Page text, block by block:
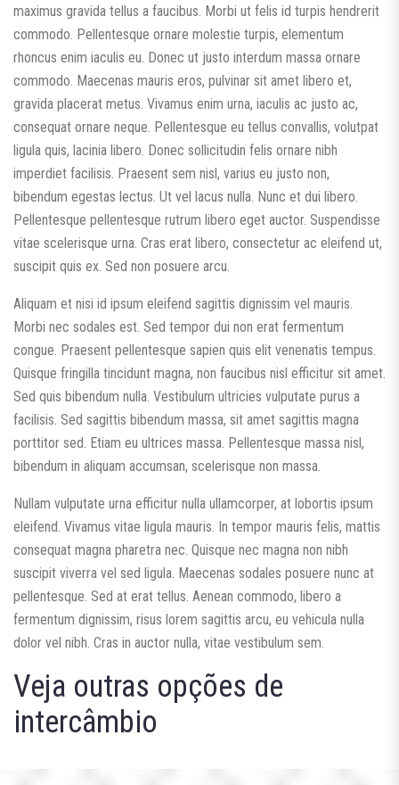
maximus gravida tellus a faucibus. Morbi ut felis id turpis hendrerit
commodo. Pellentesque ornare molestie turpis, elementum
rhoncus enim iaculis eu. Donec ut justo interdum massa ornare
commodo. Maecenas mauris eros, pulvinar sit amet libero et,
gravida placerat metus. Vivamus enim urna, iaculis ac justo ac,
consequat ornare neque. Pellentesque eu tellus convallis, volutpat
ligula quis, lacinia libero. Donec sollicitudin felis ornare nibh
imperdiet facilisis. Praesent sem nisl, varius eu justo non,
bibendum egestas lectus. Ut vel lacus nulla. Nunc et dui libero.
Pellentesque pellentesque rutrum libero eget auctor. Suspendisse
vitae scelerisque urna. Cras erat libero, consectetur ac eleifend ut,
suscipit quis ex. Sed non posuere arcu.
Aliquam et nisi id ipsum eleifend sagittis dignissim vel mauris.
Morbi nec sodales est. Sed tempor dui non erat fermentum
congue. Praesent pellentesque sapien quis elit venenatis tempus.
Quisque fringilla tincidunt magna, non faucibus nisl efficitur sit amet.
Sed quis bibendum nulla. Vestibulum ultricies vulputate purus a
facilisis. Sed sagittis bibendum massa, sit amet sagittis magna
porttitor sed. Etiam eu ultrices massa. Pellentesque massa nisl,
bibendum in aliquam accumsan, scelerisque non massa.
Nullam vulputate urna efficitur nulla ullamcorper, at lobortis ipsum
eleifend. Vivamus vitae ligula mauris. In tempor mauris felis, mattis
consequat magna pharetra nec. Quisque nec magna non nibh
suscipit viverra vel sed ligula. Maecenas sodales posuere nunc at
pellentesque. Sed at erat tellus. Aenean commodo, libero a
fermentum dignissim, risus lorem sagittis arcu, eu vehicula nulla
dolor vel nibh. Cras in auctor nulla, vitae vestibulum sem.
Veja outras opções de
intercâmbio